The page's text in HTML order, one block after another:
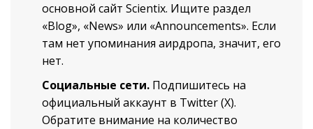
основной сайт Scientix. Ищите раздел
«Blog», «News» или «Announcements». Если
там нет упоминания аирдропа, значит, его
нет.
Социальные сети. Подпишитесь на
официальный аккаунт в Twitter (X).
Обратите внимание на количество